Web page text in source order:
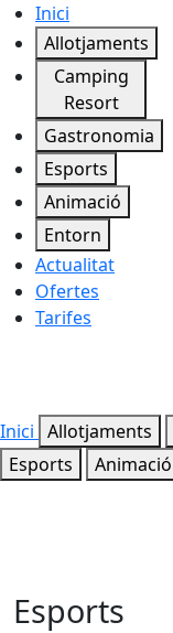
Inici
Allotjaments
Camping
Resort
Gastronomia
Esports
Animació
Entorn
Actualitat
Ofertes
Tarifes
Inici Allotjaments
Esports
Animació
Esports